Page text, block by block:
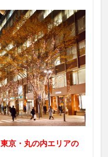
東京・丸の内エリアの